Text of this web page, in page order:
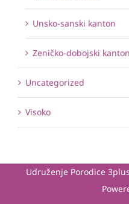
Unsko-sanski kanton
Zeničko-dobojski kanton
Uncategorized
Visoko
Udruženje Porodice